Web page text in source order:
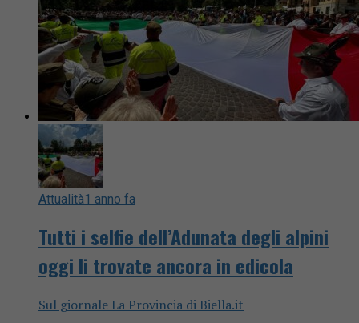
Attualità1 anno fa
Tutti i selfie dell’Adunata degli alpini
oggi li trovate ancora in edicola
Sul giornale La Provincia di Biella.it